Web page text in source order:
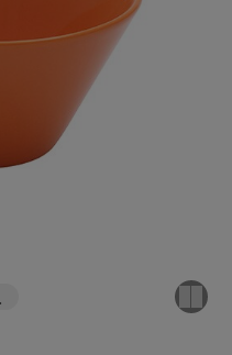
購入手続きへ